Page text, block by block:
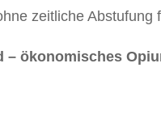
zeitliche Abstufung
– ökonomisches